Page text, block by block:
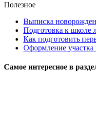
Полезное
Выписка
Подготовка к школе
Как подготовить
Оформление участка
Самое интересное в